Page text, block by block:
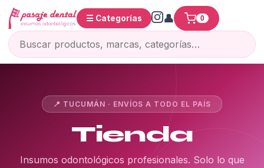
☰ Categorías 0
📍 TUCUMÁN · ENVÍOS A TODO EL PAÍS
Tienda
Insumos odontológicos profesionales. Solo lo que